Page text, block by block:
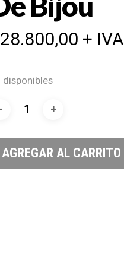
28.800,00 + IVA
disponibles
AGREGAR AL CARRITO